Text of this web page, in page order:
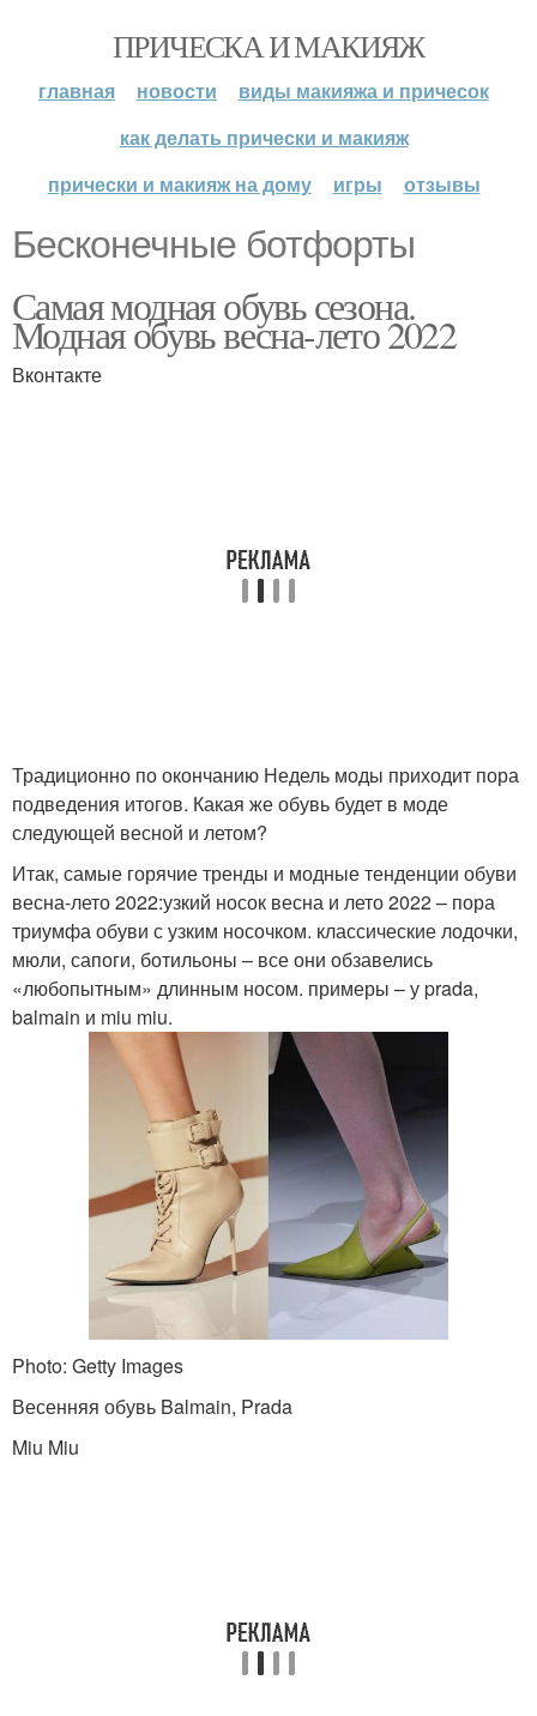
ПРИЧЕСКА И МАКИЯЖ
главная новости
виды макияжа и причесок
как делать прически и макияж
прически и макияж на дому
игры отзывы
Бесконечные ботфорты
Самая модная обувь сезона.
Модная обувь весна-лето 2022
Вконтакте
Традиционно по окончанию Недель моды приходит пора
подведения итогов. Какая же обувь будет в моде
следующей весной и летом?
Итак, самые горячие тренды и модные тенденции обуви
весна-лето 2022:узкий носок весна и лето 2022 – пора
триумфа обуви с узким носочком. классические лодочки,
мюли, сапоги, ботильоны – все они обзавелись
«любопытным» длинным носом. примеры – у prada,
balmain и miu miu.
Photo: Getty Images
Весенняя обувь Balmain, Prada
Miu Miu